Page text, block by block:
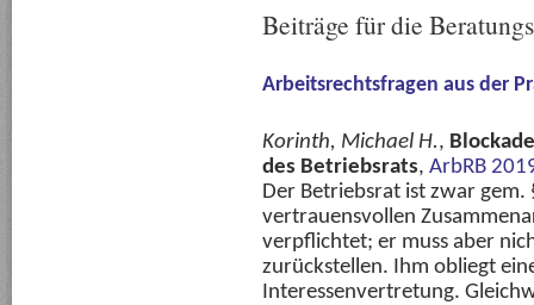
Beiträge für die
Arbeitsrechtsfragen aus der
Korinth, Michael H.,
des Betriebsrats, ArbRB
Der Betriebsrat ist zwar gem.
vertrauensvollen
verpflichtet; er muss aber
zurückstellen. Ihm obliegt
Interessenvertretung.